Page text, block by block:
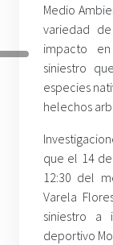
Medio
variedad
impacto
siniestro
especies
helechos
que el 14
12:30 del
Varela
siniestro a
deportivo